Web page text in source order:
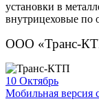
установки в
внутрицеховые по
ООО «Транс-
10 Октябрь
Мобильная версия